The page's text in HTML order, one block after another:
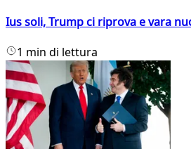
Ius soli, Trump ci riprova e vara
1 min di lettura